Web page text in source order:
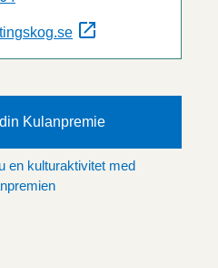
Kulanpremie
en kulturaktivitet med